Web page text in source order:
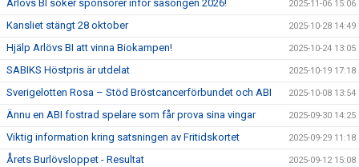
Arlövs BI söker sponsorer inför säsongen 2026! 2025-11-06 15:06
Kansliet stängt 28 oktober 2025-10-28 14:49
Hjälp Arlövs BI att vinna Biokampen! 2025-10-24 13:05
SABIKS Höstpris är utdelat 2025-10-19 17:18
Sverigelotten Rosa – Stöd Bröstcancerförbundet och ABI 2025-10-08 13:54
Ännu en ABI fostrad spelare som får prova sina vingar 2025-09-30 14:25
Viktig information kring satsningen av Fritidskortet 2025-09-29 11:18
Årets Burlövsloppet - Resultat 2025-09-12 15:08